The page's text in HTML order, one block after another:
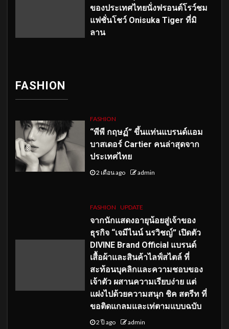
ของประเทศไทยนั่งฟรอนต์โรว์ชม
แฟชั่นโชว์ Onisuka Tiger ที่มิ
ลาน
FASHION
FASHION
“พีพี กฤษฏ์” ขึ้นแท่นแบรนด์แอม
บาสเดอร์ Cartier คนล่าสุดจาก
ประเทศไทย
2 เดือน ago admin
FASHION UPDATE
จากนักแสดงอายุน้อยสู่เจ้าของ
ธุรกิจ “เจมีไนน์ นรวิชญ์” เปิดตัว
DIVINE Brand Official แบรนด์
เสื้อผ้าและสินค้าไลฟ์สไตล์ ที่
สะท้อนบุคลิกและความชอบของ
เจ้าตัว ผสานความเรียบง่าย แต่
แฝงไปด้วยความสนุก ชิค สตรีท ที่
ขอติดแกลมและเท่ตามแบบฉบับ
2 ปี ago admin